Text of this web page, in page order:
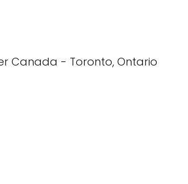
Canada - Toronto, Ontario